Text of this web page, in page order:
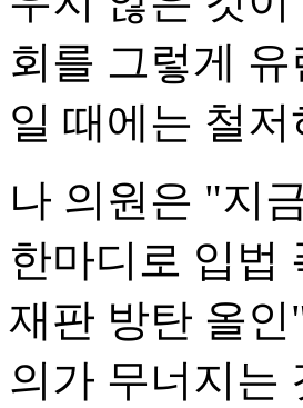
회를 그렇게
일 때에는 철
나 의원은 "지
한마디로 입법
재판 방탄 올
의가 무너지는